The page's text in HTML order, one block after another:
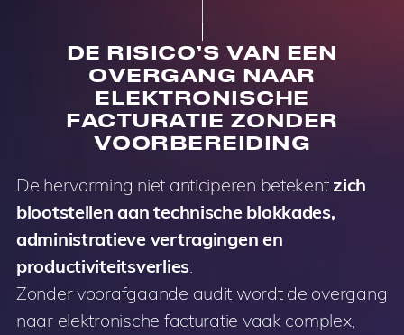
DE RISICO’S VAN EEN
OVERGANG NAAR
ELEKTRONISCHE
FACTURATIE ZONDER
VOORBEREIDING
De hervorming niet anticiperen betekent zich
blootstellen aan technische blokkades,
administratieve vertragingen en
productiviteitsverlies.
Zonder voorafgaande audit wordt de overgang
naar elektronische facturatie vaak complex,